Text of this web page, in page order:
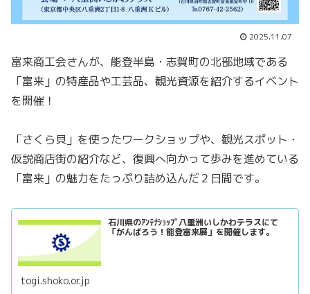
2025.11.07
富来商工会さんが、能登半島・志賀町の北部地域である
「富来」の特産品や工芸品、観光資源を紹介するイベント
を開催！
「さくら貝」を使ったワークショップや、観光スポット・
仮説商店街の紹介など、復興へ向かって歩みを進めている
「富来」の魅力をたっぷり詰め込んだ２日間です。
石川県のｱﾝﾃﾅｼｮｯﾌﾟ八重洲いしかわテラスにて
「がんばろう！能登富来展」を開催します。
togi.shoko.or.jp